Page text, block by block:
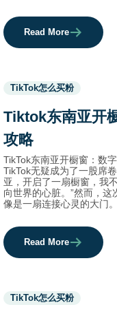
Read More
Used
names.
TikTok怎么买粉
Tiktok东南亚开
攻略
TikTok东南亚开橱窗：数
TikTok无疑成为了一股席
亚，开启了一扇橱窗，我
向世界的心脏。”然而，这
像是一扇连接心灵的大门
Read More
Used
TikTok怎么买粉